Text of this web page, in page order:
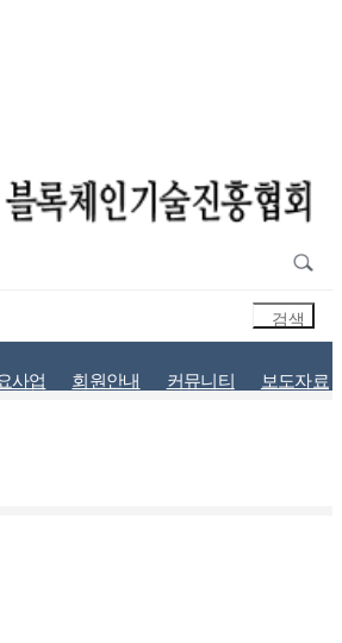
사업 회원안내 커뮤니티 보도자료